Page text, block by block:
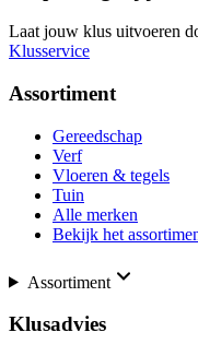
Laat jouw klus uitvoeren
Klusservice
Assortiment
Gereedschap
Verf
Vloeren & tegels
Tuin
Alle merken
Bekijk het
Assortiment
Klusadvies